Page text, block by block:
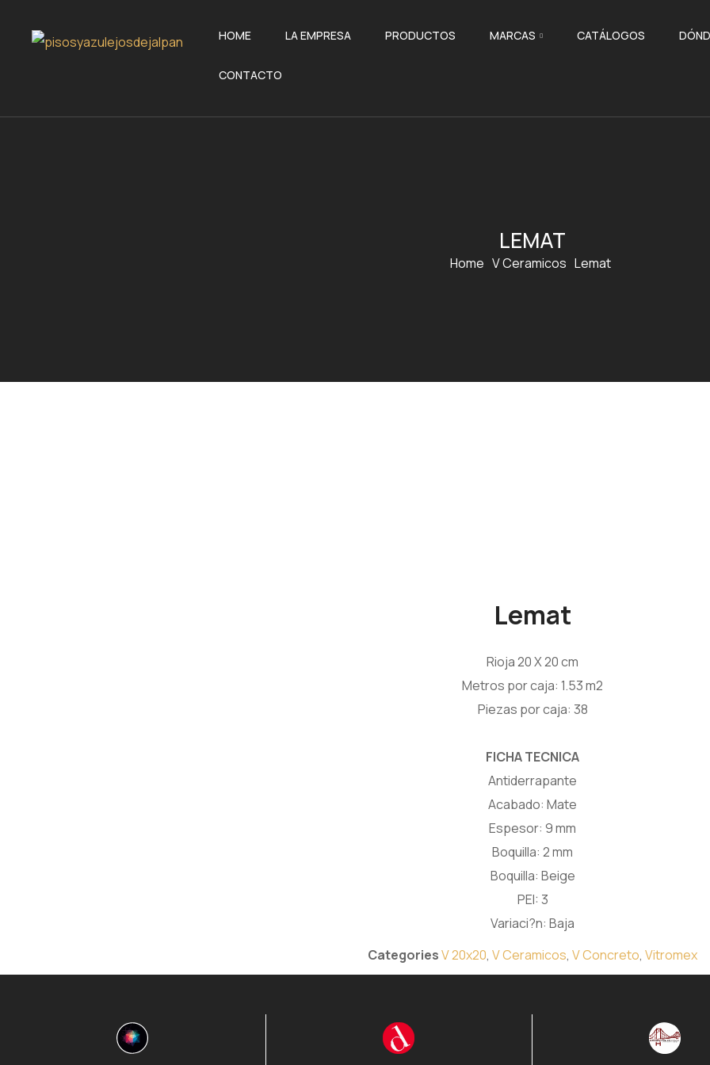
HOME LA EMPRESA PRODUCTOS MARCAS CATÁLOGOS
CONTACTO
LEMAT
Home V Ceramicos Lemat
Lemat
Rioja 20 X 20 cm
Metros por caja: 1.53 m2
Piezas por caja: 38
FICHA TECNICA
Antiderrapante
Acabado: Mate
Espesor: 9 mm
Boquilla: 2 mm
Boquilla: Beige
PEI: 3
Variaci?n: Baja
CategoriesV 20x20, V Ceramicos, V Concreto, Vitromex